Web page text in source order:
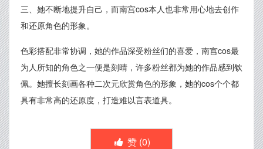
三、她不断地提升自己，而南宫cos本人也非常用心地去创作
和还原角色的形象。
色彩搭配非常协调，她的作品深受粉丝们的喜爱，南宫cos最
为人所知的角色之一便是刻晴，许多粉丝都为她的作品感到钦
佩。她擅长刻画各种二次元欣赏角色的形象，她的cos个个都
具有非常高的还原度，打造难以言表道具。
赞 (0)